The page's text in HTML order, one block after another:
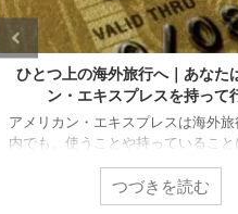
海外ホテル予約サイトはどれがお
名４サイトを徹底比較
海外旅行に出かけるとき、一番気
テルの予約！ですよね。ホテルの良
こで海外ホテル予約の有名４サイト
してみたいと思います。旅にでたい
つづきを読む